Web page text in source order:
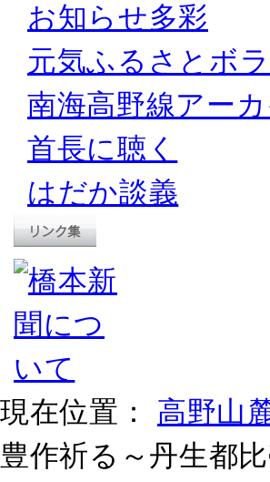
お知らせ多彩
元気ふるさとボ
南海高野線アー
首長に聴く
はだか談義
現在位置： 高野山
豊作祈る～丹生都